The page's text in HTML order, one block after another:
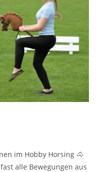
im Hobby Horsing 🐴
alle Bewegungen aus